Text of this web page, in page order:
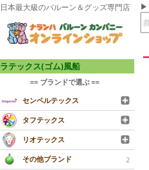
日本最大級のバルーン＆グッズ専門店
ラテックス(ゴム)風船
== ブランドで選ぶ ==
センペルテックス
タフテックス
リオテックス
その他ブランド
2